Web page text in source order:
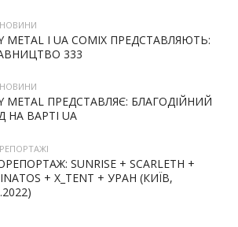
НОВИНИ
METAL І UA COMIX ПРЕДСТАВЛЯЮТЬ:
333
НОВИНИ
METAL ПРЕДСТАВЛЯЄ: БЛАГОДІЙНИЙ
НА ВАРТІ UA
РЕПОРТАЖІ
SUNRISE + SCARLETH +
+ X_TENT + УРАН (КИЇВ,